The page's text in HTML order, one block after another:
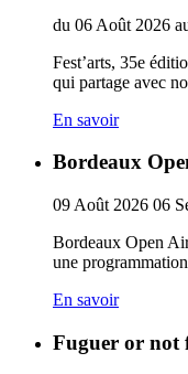
du 06 Août 2026
Fest’arts, 35e
qui partage avec
En savoir
Bordeaux
09 Août 2026 06
Bordeaux Open
une
En savoir
Fuguer or not